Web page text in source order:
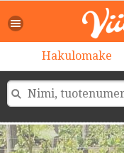
Hakulomake